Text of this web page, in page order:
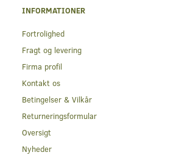
INFORMATIONER
Fortrolighed
Fragt og levering
Firma profil
Kontakt os
Betingelser & Vilkår
Returneringsformular
Oversigt
Nyheder